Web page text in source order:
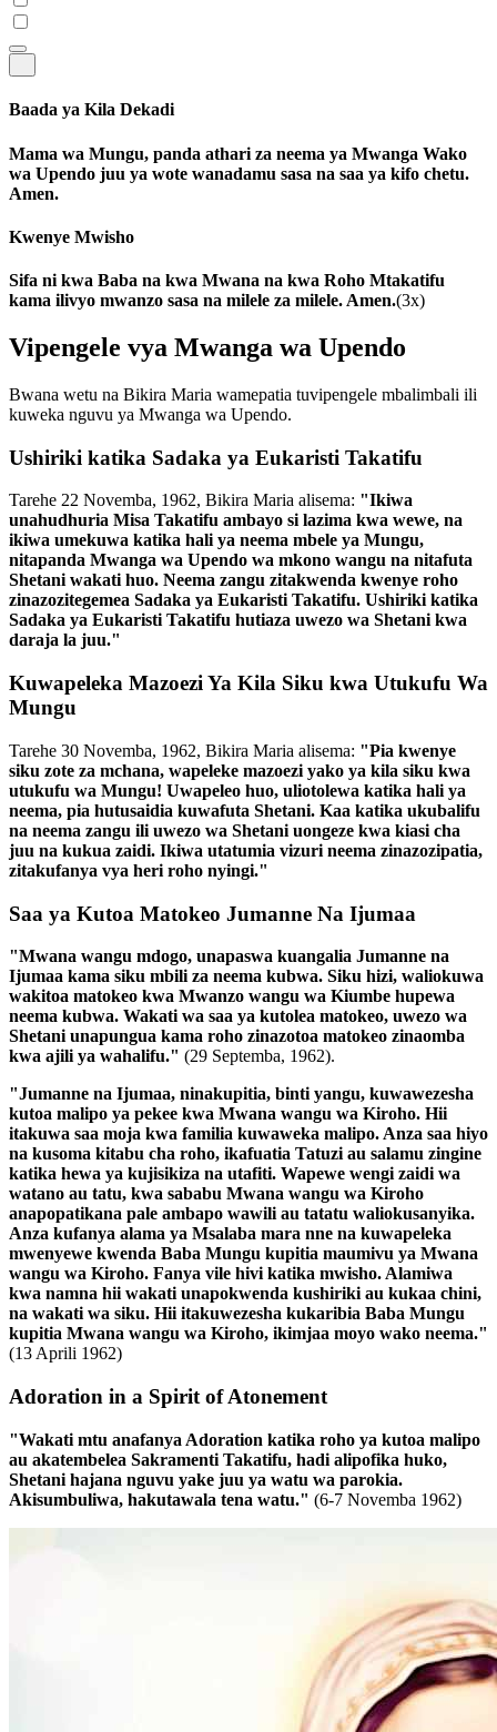
Baada ya Kila Dekadi
Mama wa Mungu, panda athari za neema ya Mwanga Wako
wa Upendo juu ya wote wanadamu sasa na saa ya kifo chetu.
Amen.
Kwenye Mwisho
Sifa ni kwa Baba na kwa Mwana na kwa Roho Mtakatifu
kama ilivyo mwanzo sasa na milele za milele. Amen.(3x)
Vipengele vya Mwanga wa Upendo
Bwana wetu na Bikira Maria wamepatia tuvipengele mbalimbali ili
kuweka nguvu ya Mwanga wa Upendo.
Ushiriki katika Sadaka ya Eukaristi Takatifu
Tarehe 22 Novemba, 1962, Bikira Maria alisema: "Ikiwa
unahudhuria Misa Takatifu ambayo si lazima kwa wewe, na
ikiwa umekuwa katika hali ya neema mbele ya Mungu,
nitapanda Mwanga wa Upendo wa mkono wangu na nitafuta
Shetani wakati huo. Neema zangu zitakwenda kwenye roho
zinazozitegemea Sadaka ya Eukaristi Takatifu. Ushiriki katika
Sadaka ya Eukaristi Takatifu hutiaza uwezo wa Shetani kwa
daraja la juu."
Kuwapeleka Mazoezi Ya Kila Siku kwa Utukufu Wa
Mungu
Tarehe 30 Novemba, 1962, Bikira Maria alisema: "Pia kwenye
siku zote za mchana, wapeleke mazoezi yako ya kila siku kwa
utukufu wa Mungu! Uwapeleo huo, uliotolewa katika hali ya
neema, pia hutusaidia kuwafuta Shetani. Kaa katika ukubalifu
na neema zangu ili uwezo wa Shetani uongeze kwa kiasi cha
juu na kukua zaidi. Ikiwa utatumia vizuri neema zinazozipatia,
zitakufanya vya heri roho nyingi."
Saa ya Kutoa Matokeo Jumanne Na Ijumaa
"Mwana wangu mdogo, unapaswa kuangalia Jumanne na
Ijumaa kama siku mbili za neema kubwa. Siku hizi, waliokuwa
wakitoa matokeo kwa Mwanzo wangu wa Kiumbe hupewa
neema kubwa. Wakati wa saa ya kutolea matokeo, uwezo wa
Shetani unapungua kama roho zinazotoa matokeo zinaomba
kwa ajili ya wahalifu." (29 Septemba, 1962).
"Jumanne na Ijumaa, ninakupitia, binti yangu, kuwawezesha
kutoa malipo ya pekee kwa Mwana wangu wa Kiroho. Hii
itakuwa saa moja kwa familia kuwaweka malipo. Anza saa hiyo
na kusoma kitabu cha roho, ikafuatia Tatuzi au salamu zingine
katika hewa ya kujisikiza na utafiti. Wapewe wengi zaidi wa
watano au tatu, kwa sababu Mwana wangu wa Kiroho
anapopatikana pale ambapo wawili au tatatu waliokusanyika.
Anza kufanya alama ya Msalaba mara nne na kuwapeleka
mwenyewe kwenda Baba Mungu kupitia maumivu ya Mwana
wangu wa Kiroho. Fanya vile hivi katika mwisho. Alamiwa
kwa namna hii wakati unapokwenda kushiriki au kukaa chini,
na wakati wa siku. Hii itakuwezesha kukaribia Baba Mungu
kupitia Mwana wangu wa Kiroho, ikimjaa moyo wako neema."
(13 Aprili 1962)
Adoration in a Spirit of Atonement
"Wakati mtu anafanya Adoration katika roho ya kutoa malipo
au akatembelea Sakramenti Takatifu, hadi alipofika huko,
Shetani hajana nguvu yake juu ya watu wa parokia.
Akisumbuliwa, hakutawala tena watu." (6-7 Novemba 1962)